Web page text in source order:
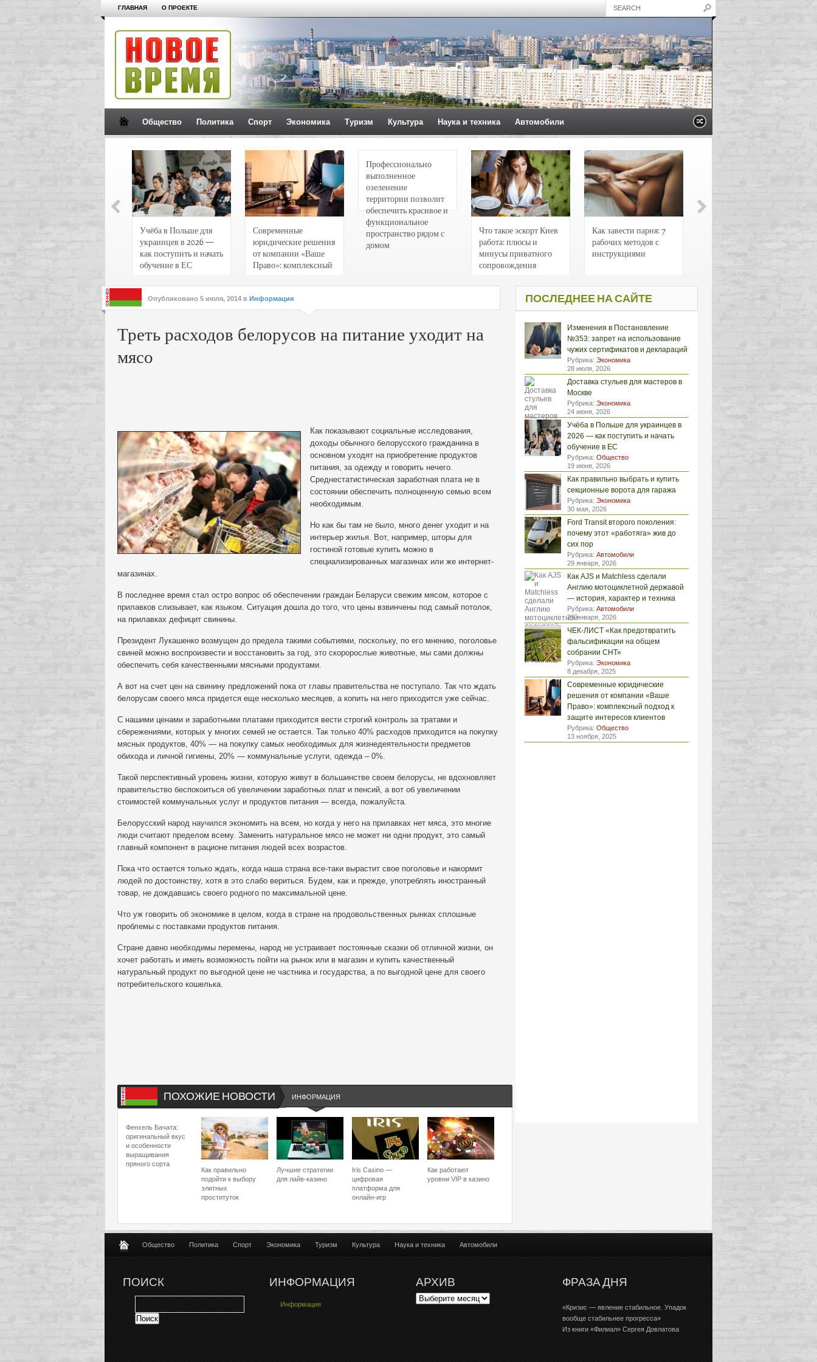
ГЛАВНАЯ О ПРОЕКТЕ
Общество Политика Спорт Экономика Туризм Культура Наука и техника Автомобили
Учёба в Польше для
украинцев в 2026 —
как поступить и начать
обучение в ЕС
Современные
юридические решения
от компании «Ваше
Право»: комплексный
интересов клиентов
Профессионально
выполненное
озеленение
территории позволит
обеспечить красивое и
функциональное
пространство рядом с
домом
Что такое эскорт Киев
работа: плюсы и
минусы приватного
сопровождения
Как завести парня: 7
рабочих методов с
инструкциями
Опубликовано 5 июля, 2014 в Информация
Треть расходов белорусов на питание уходит на
мясо
Как показывают социальные исследования,
доходы обычного белорусского гражданина в
основном уходят на приобретение продуктов
питания, за одежду и говорить нечего.
Среднестатистическая заработная плата не в
состоянии обеспечить полноценную семью всем
необходимым.
Но как бы там не было, много денег уходит и на
интерьер жилья. Вот, например, шторы для
гостиной готовые купить можно в
специализированных магазинах или же интернет-
магазинах.
В последнее время стал остро вопрос об обеспечении граждан Беларуси свежим мясом, которое с
прилавков слизывает, как языком. Ситуация дошла до того, что цены взвинчены под самый потолок,
на прилавках дефицит свинины.
Президент Лукашенко возмущен до предела такими событиями, поскольку, по его мнению, поголовье
свиней можно воспроизвести и восстановить за год, это скоророслые животные, мы сами должны
обеспечить себя качественными мясными продуктами.
А вот на счет цен на свинину предложений пока от главы правительства не поступало. Так что ждать
белорусам своего мяса придется еще несколько месяцев, а копить на него приходится уже сейчас.
С нашими ценами и заработными платами приходится вести строгий контроль за тратами и
сбережениями, которых у многих семей не остается. Так только 40% расходов приходится на покупку
мясных продуктов, 40% — на покупку самых необходимых для жизнедеятельности предметов
обихода и личной гигиены, 20% — коммунальные услуги, одежда – 0%.
Такой перспективный уровень жизни, которую живут в большинстве своем белорусы, не вдохновляет
правительство беспокоиться об увеличении заработных плат и пенсий, а вот об увеличении
стоимостей коммунальных услуг и продуктов питания — всегда, пожалуйста.
Белорусский народ научился экономить на всем, но когда у него на прилавках нет мяса, это многие
люди считают пределом всему. Заменить натуральное мясо не может ни одни продукт, это самый
главный компонент в рационе питания людей всех возрастов.
Пока что остается только ждать, когда наша страна все-таки вырастит свое поголовье и накормит
людей по достоинству, хотя в это слабо вериться. Будем, как и прежде, употреблять иностранный
товар, не дождавшись своего родного по максимальной цене.
Что уж говорить об экономике в целом, когда в стране на продовольственных рынках сплошные
проблемы с поставками продуктов питания.
Стране давно необходимы перемены, народ не устраивает постоянные сказки об отличной жизни, он
хочет работать и иметь возможность пойти на рынок или в магазин и купить качественный
натуральный продукт по выгодной цене не частника и государства, а по выгодной цене для своего
потребительского кошелька.
ПОХОЖИЕ НОВОСТИ ИНФОРМАЦИЯ
Фенхель Бачата:
оригинальный вкус
и особенности
выращивания
пряного сорта
Как правильно
подойти к выбору
элитных
проституток
Лучшие стратегии
для лайв-казино
Iris Casino —
цифровая
платформа для
онлайн-игр
Как работают
уровни VIP в казино
ПОСЛЕДНЕЕ НА САЙТЕ
Изменения в Постановление
№353: запрет на использование
чужих сертификатов и деклараций
Рубрика: Экономика
28 июля, 2026
Доставка стульев для мастеров в
Москве
Рубрика: Экономика
24 июня, 2026
Учёба в Польше для украинцев в
2026 — как поступить и начать
обучение в ЕС
Рубрика: Общество
19 июня, 2026
Как правильно выбрать и купить
секционные ворота для гаража
Рубрика: Экономика
30 мая, 2026
Ford Transit второго поколения:
почему этот «работяга» жив до
сих пор
Рубрика: Автомобили
29 января, 2026
Как AJS и Matchless сделали
Англию мотоциклетной державой
— история, характер и техника
Рубрика: Автомобили
29 января, 2026
ЧЕК-ЛИСТ «Как предотвратить
фальсификации на общем
собрании СНТ»
Рубрика: Экономика
8 декабря, 2025
Современные юридические
решения от компании «Ваше
Право»: комплексный подход к
защите интересов клиентов
Рубрика: Общество
13 ноября, 2025
Общество Политика Спорт Экономика Туризм Культура Наука и техника Автомобили
ПОИСК ИНФОРМАЦИЯ
Информация
АРХИВ ФРАЗА ДНЯ
«Кризис — явление стабильное. Упадок
вообще стабильнее прогресса»
Из книги «Филиал» Сергея Довлатова